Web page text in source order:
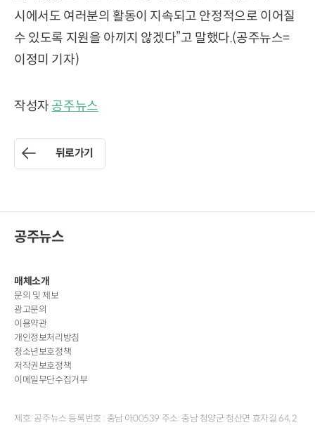
시에서도 여러분의 활동이 지속되고 안정적으로 이어질
수 있도록 지원을 아끼지 않겠다”고 말했다.(공주뉴스=
이정미 기자)
작성자 공주뉴스
뒤로가기
공주뉴스
매체소개
문의 및 제보
광고문의
이용약관
개인정보처리방침
청소년보호정책
저작권보호정책
이메일무단수집거부
제호: 공주뉴스 등록번호 : 충남 아00539 주소: 충남 청양군 청산면 효자길 64, 2